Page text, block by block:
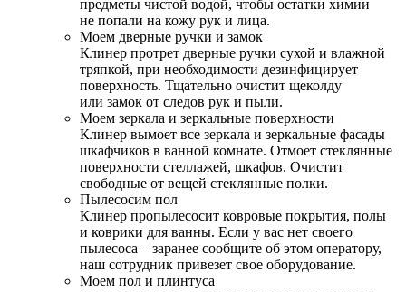
предметы чистой водой, чтобы остатки химии
не попали на кожу рук и лица.
Моем дверные ручки и замок
Клинер протрет дверные ручки сухой и влажной
тряпкой, при необходимости дезинфицирует
поверхность. Тщательно очистит щеколду
или замок от следов рук и пыли.
Моем зеркала и зеркальные поверхности
Клинер вымоет все зеркала и зеркальные фасады
шкафчиков в ванной комнате. Отмоет стеклянные
поверхности стеллажей, шкафов. Очистит
свободные от вещей стеклянные полки.
Пылесосим пол
Клинер пропылесосит ковровые покрытия, полы
и коврики для ванны. Если у вас нет своего
пылесоса – заранее сообщите об этом оператору,
наш сотрудник привезет свое оборудование.
Моем пол и плинтуса